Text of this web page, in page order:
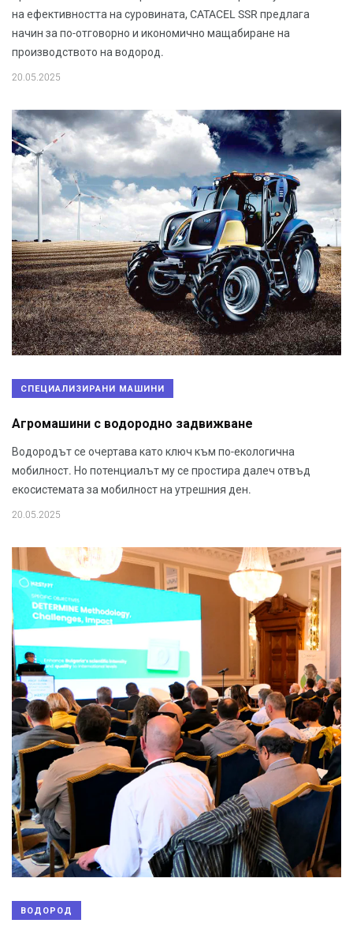
на ефективността на суровината, CATACEL SSR предлага
начин за по-отговорно и икономично мащабиране на
производството на водород.
20.05.2025
СПЕЦИАЛИЗИРАНИ МАШИНИ
Агромашини с водородно задвижване
Водородът се очертава като ключ към по-екологична
мобилност. Но потенциалът му се простира далеч отвъд
екосистемата за мобилност на утрешния ден.
20.05.2025
ВОДОРОД